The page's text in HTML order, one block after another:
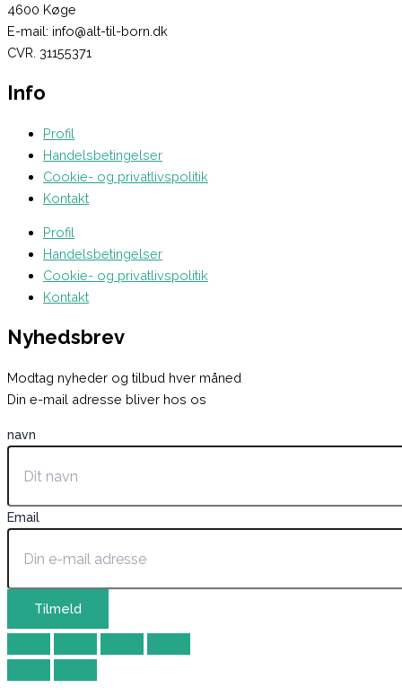
4600 Køge
E-mail: info@alt-til-born.dk
CVR. 31155371
Info
Profil
Handelsbetingelser
Cookie- og privatlivspolitik
Kontakt
Profil
Handelsbetingelser
Cookie- og privatlivspolitik
Kontakt
Nyhedsbrev
Modtag nyheder og tilbud hver måned
Din e-mail adresse bliver hos os
navn
Email
Tilmeld